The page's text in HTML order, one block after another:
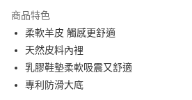
每筆NT$80，滿NT$699(含以上)免運費
跨境配送 港澳、新馬
商品特色
柔軟羊皮 觸感更舒適
天然皮料內裡
乳膠鞋墊柔軟吸震又舒適
專利防滑大底